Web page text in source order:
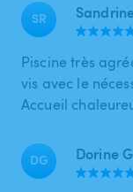
SR
Piscine très
vis avec le
Accueil
DG Dorine G